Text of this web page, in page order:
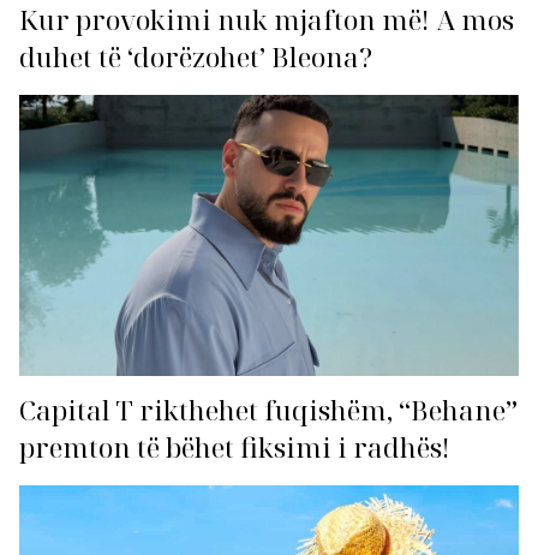
Kur provokimi nuk mjafton më! A mos
duhet të ‘dorëzohet’ Bleona?
Capital T rikthehet fuqishëm, “Behane”
premton të bëhet fiksimi i radhës!